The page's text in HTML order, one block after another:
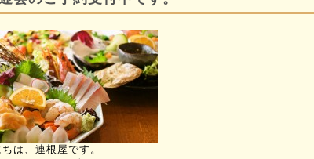
は、連根屋です。